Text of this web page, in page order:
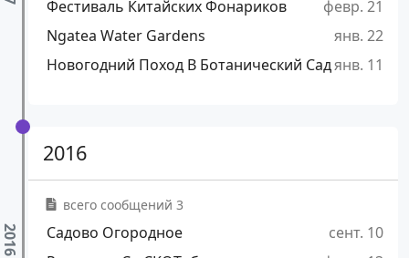
Фестиваль Китайских Фонариков
февр. 21
Ngatea Water Gardens
янв. 22
Новогодний Поход В Ботанический Садянв. 11
2016
всего сообщений 3
Садово Огородное
сент. 10